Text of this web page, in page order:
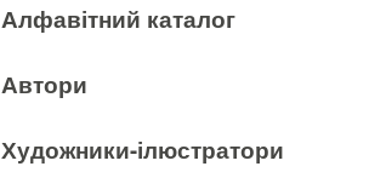
Алфавітний каталог
Автори
Художники-ілюстратори